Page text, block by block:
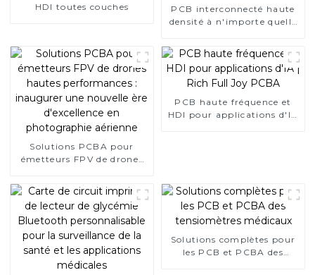
HDI toutes couches
PCB interconnecté haute
densité à n'importe quelle
Solutions PCBA pour
émetteurs FPV de drones
inaugurer une nouvelle ère
d'excellence en
photographie aérienne
PCB haute fréquence et
HDI pour applications d'IA
Solutions complètes pour
les PCB et PCBA des